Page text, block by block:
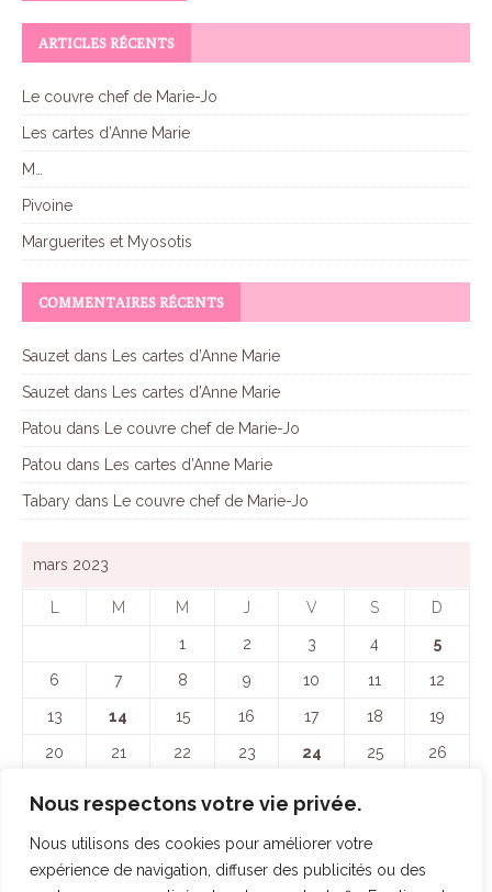
Nous respectons votre vie privée.
Nous utilisons des cookies pour améliorer votre
expérience de navigation, diffuser des publicités ou des
ARTICLES RÉCENTS
Le couvre chef de Marie-Jo
Les cartes d’Anne Marie
M…
Pivoine
Marguerites et Myosotis
COMMENTAIRES RÉCENTS
Sauzet dans Les cartes d’Anne Marie
Sauzet dans Les cartes d’Anne Marie
Patou dans Le couvre chef de Marie-Jo
Patou dans Les cartes d’Anne Marie
Tabary dans Le couvre chef de Marie-Jo
mars 2023
L M M J V S D
1 2 3 4 5
6 7 8 9 10 11 12
13 14 15 16 17 18 19
20 21 22 23 24 25 26
« Fév Avr »